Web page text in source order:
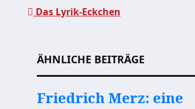
Das Lyrik-Eckchen
ÄHNLICHE BEITRÄGE
Friedrich Merz: eine